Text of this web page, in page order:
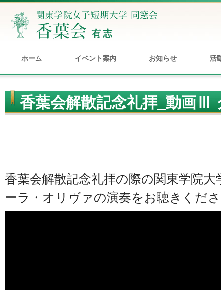
ホーム イベント案内 お知らせ 活
香葉会解散記念礼拝_動画Ⅲ
香葉会解散記念礼拝の際の関東学院
ーラ・オリヴァの演奏をお聴きくだ